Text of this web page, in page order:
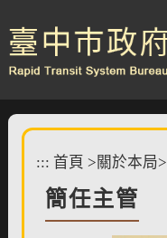
到
主
要
::: 首頁 >關於本局>
簡任主管